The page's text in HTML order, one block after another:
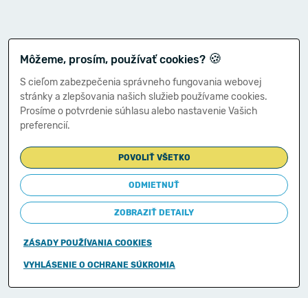
Môžeme, prosím, používať cookies? 🍪
S cieľom zabezpečenia správneho fungovania webovej
stránky a zlepšovania našich služieb používame cookies.
Prosíme o potvrdenie súhlasu alebo nastavenie Vašich
preferencií.
POVOLIŤ VŠETKO
ODMIETNUŤ
ZOBRAZIŤ DETAILY
ZÁSADY POUŽÍVANIA COOKIES
VYHLÁSENIE O OCHRANE SÚKROMIA
Copyright © 2011-2026